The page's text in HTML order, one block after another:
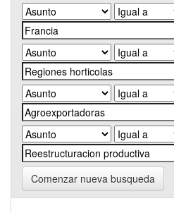
Comenzar nueva busqueda